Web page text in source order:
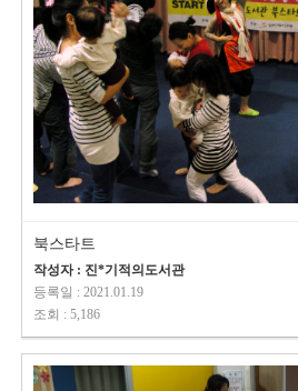
북스타트
작성자 : 진*기적의도서관
등록일 : 2021.01.19
조회 : 5,186